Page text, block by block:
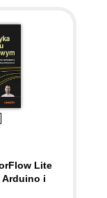
Lite
Arduino i